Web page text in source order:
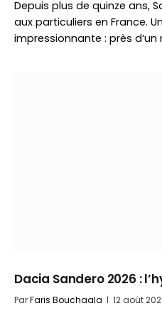
Depuis plus de quinze ans,
aux particuliers en France.
impressionnante : près d’un
Dacia Sandero 2026 :
ParFaris Bouchaala 12 août